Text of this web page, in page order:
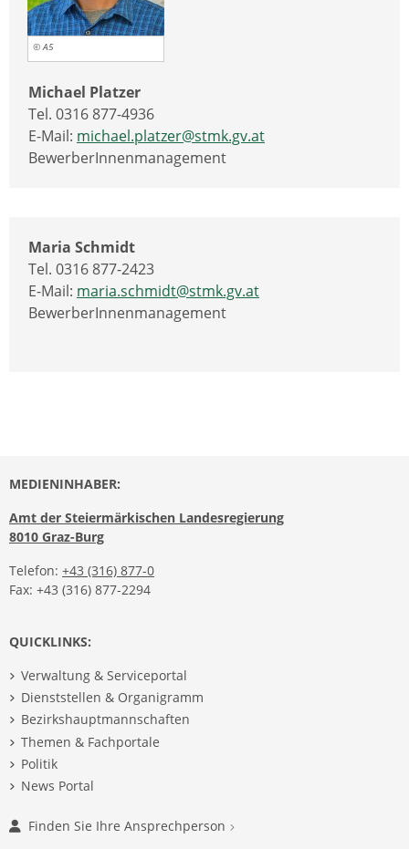
© A5
Michael Platzer
Tel. 0316 877-4936
E-Mail: michael.platzer@stmk.gv.at
BewerberInnenmanagement
Maria Schmidt
Tel. 0316 877-2423
E-Mail: maria.schmidt@stmk.gv.at
BewerberInnenmanagement
MEDIENINHABER:
Amt der Steiermärkischen Landesregierung
8010 Graz-Burg
Telefon: +43 (316) 877-0
Fax: +43 (316) 877-2294
QUICKLINKS:
Verwaltung & Serviceportal
Dienststellen & Organigramm
Bezirkshauptmannschaften
Themen & Fachportale
Politik
News Portal
Finden Sie Ihre Ansprechperson